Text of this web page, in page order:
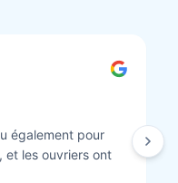
façade réalisés.
top minutieux et
Vous pouvez y